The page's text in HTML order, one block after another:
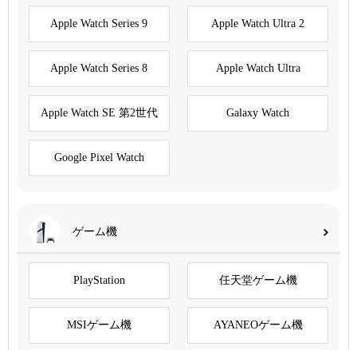
Apple Watch Series 9 Apple Watch Ultra 2
Apple Watch Series 8 Apple Watch Ultra
Apple Watch SE 第2世代 Galaxy Watch
Google Pixel Watch
ゲーム機
PlayStation 任天堂ゲーム機
MSIゲーム機 AYANEOゲーム機